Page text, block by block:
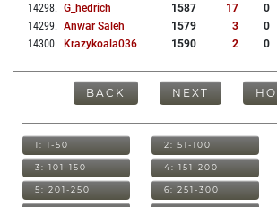
14298. G_hedrich 1587 17
0
14299. Anwar Saleh 1579 3
0
14300. Krazykoala036 1590 2 0
BACK NEXT
1: 1-50 2: 51-100
3: 101-150 4: 151-200
5: 201-250 6: 251-300